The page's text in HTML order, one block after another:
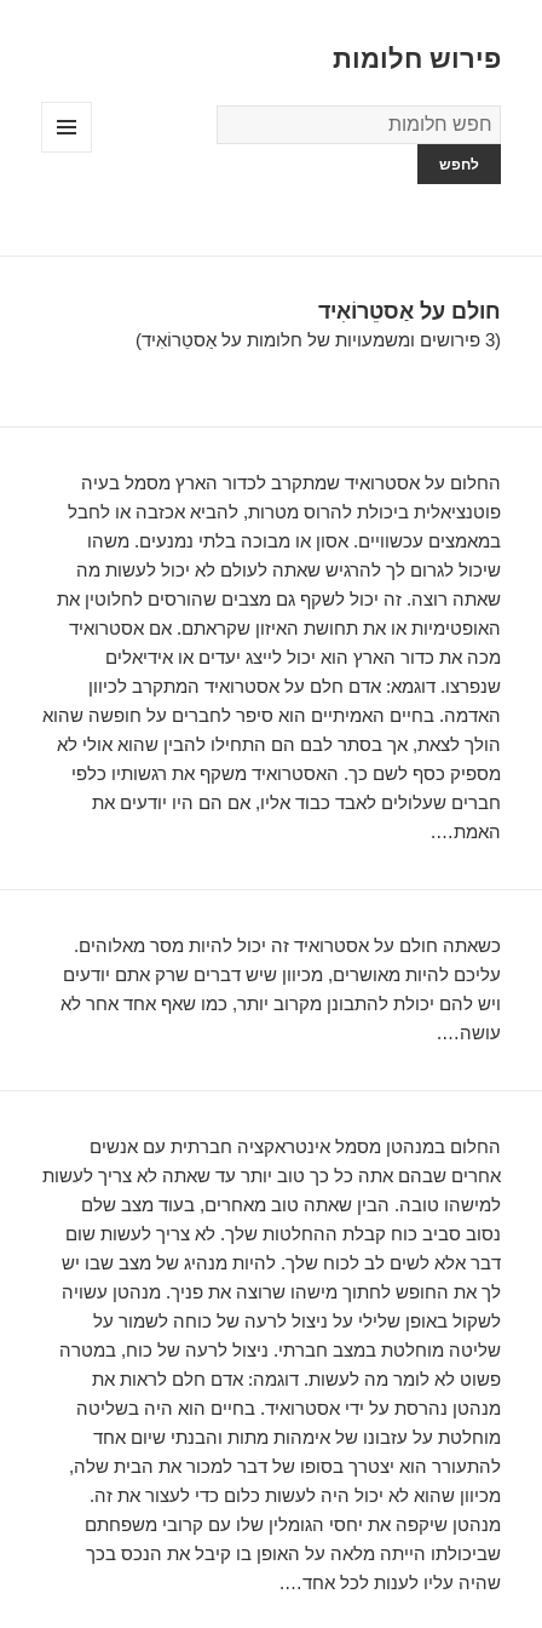
פירוש חלומות
מילון
החלומות
חולם על אַסטֵרוֹאִיד
(3 פירושים ומשמעויות של חלומות על אַסטֵרוֹאִיד)
החלום על אסטרואיד שמתקרב לכדור הארץ מסמל בעיה
פוטנציאלית ביכולת להרוס מטרות, להביא אכזבה או לחבל
במאמצים עכשוויים. אסון או מבוכה בלתי נמנעים. משהו
שיכול לגרום לך להרגיש שאתה לעולם לא יכול לעשות מה
שאתה רוצה. זה יכול לשקף גם מצבים שהורסים לחלוטין את
האופטימיות או את תחושת האיזון שקראתם. אם אסטרואיד
מכה את כדור הארץ הוא יכול לייצג יעדים או אידיאלים
שנפרצו. דוגמא: אדם חלם על אסטרואיד המתקרב לכיוון
האדמה. בחיים האמיתיים הוא סיפר לחברים על חופשה שהוא
הולך לצאת, אך בסתר לבם הם התחילו להבין שהוא אולי לא
מספיק כסף לשם כך. האסטרואיד משקף את רגשותיו כלפי
חברים שעלולים לאבד כבוד אליו, אם הם היו יודעים את
האמת….
כשאתה חולם על אסטרואיד זה יכול להיות מסר מאלוהים.
עליכם להיות מאושרים, מכיוון שיש דברים שרק אתם יודעים
ויש להם יכולת להתבונן מקרוב יותר, כמו שאף אחד אחר לא
עושה….
החלום במנהטן מסמל אינטראקציה חברתית עם אנשים
אחרים שבהם אתה כל כך טוב יותר עד שאתה לא צריך לעשות
למישהו טובה. הבין שאתה טוב מאחרים, בעוד מצב שלם
נסוב סביב כוח קבלת ההחלטות שלך. לא צריך לעשות שום
דבר אלא לשים לב לכוח שלך. להיות מנהיג של מצב שבו יש
לך את החופש לחתוך מישהו שרוצה את פניך. מנהטן עשויה
לשקול באופן שלילי על ניצול לרעה של כוחה לשמור על
שליטה מוחלטת במצב חברתי. ניצול לרעה של כוח, במטרה
פשוט לא לומר מה לעשות. דוגמה: אדם חלם לראות את
מנהטן נהרסת על ידי אסטרואיד. בחיים הוא היה בשליטה
מוחלטת על עזבונו של אימהות מתות והבנתי שיום אחד
להתעורר הוא יצטרך בסופו של דבר למכור את הבית שלה,
מכיוון שהוא לא יכול היה לעשות כלום כדי לעצור את זה.
מנהטן שיקפה את יחסי הגומלין שלו עם קרובי משפחתם
שביכולתו הייתה מלאה על האופן בו קיבל את הנכס בכך
שהיה עליו לענות לכל אחד….